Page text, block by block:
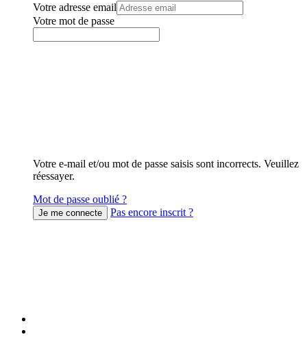
Votre adresse email
Votre mot de passe
Votre e-mail et/ou mot de passe saisis sont incorrects. Veuillez
réessayer.
Mot de passe oublié ?
Pas encore inscrit ?